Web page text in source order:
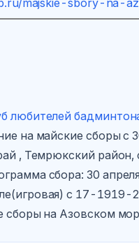
любителей
на майские сборы с
, Темрюкский район,
сбора: 30
с 17-
на Азовском